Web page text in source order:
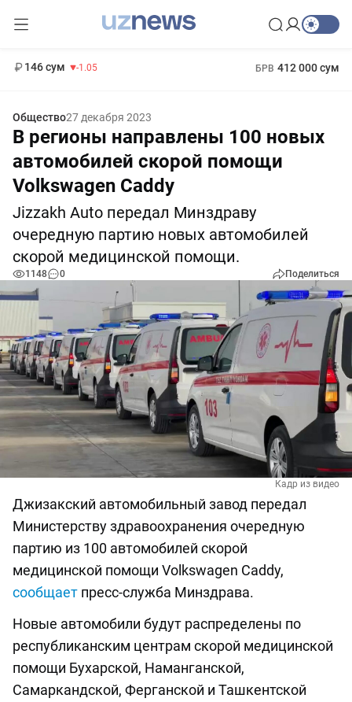
146 сум -1.05 БРВ 412 000 сум
Общество27 декабря 2023
В регионы направлены 100 новых
автомобилей скорой помощи
Volkswagen Caddy
Jizzakh Auto передал Минздраву
очередную партию новых автомобилей
скорой медицинской помощи.
1148 0 Поделиться
Кадр из видео
Джизакский автомобильный завод передал
Министерству здравоохранения очередную
партию из 100 автомобилей скорой
медицинской помощи Volkswagen Caddy,
сообщает пресс-служба Минздрава.
Новые автомобили будут распределены по
республиканским центрам скорой медицинской
помощи Бухарской, Наманганской,
Самаркандской, Ферганской и Ташкентской